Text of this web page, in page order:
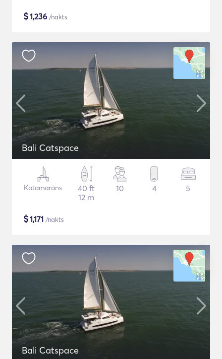
$1,236 /nakts
Bali Catspace
Katamarāns
40 ft
12 m
10 4 5
$1,171 /nakts
Bali Catspace